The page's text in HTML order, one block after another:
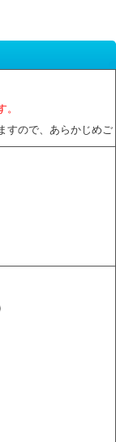
すので、あらかじめご